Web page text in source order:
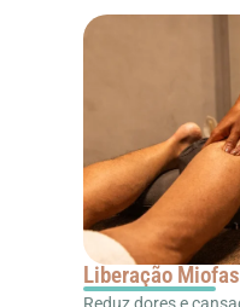
Liberação
Reduz dores e